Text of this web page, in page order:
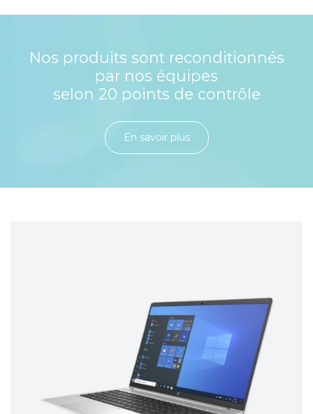
Nos produits sont reconditionnés
par nos équipes
selon 20 points de contrôle
En savoir plu​​​​​​​​​​​​​​​​s